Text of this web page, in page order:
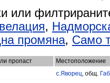
или
,
промяна, Само
пропаст
Местоположение
с.Яворец, общ.